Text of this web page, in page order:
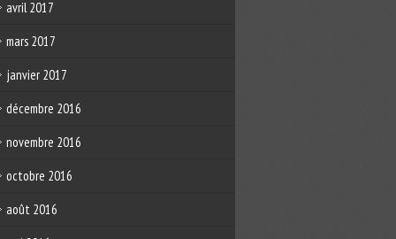
avril 2017
mars 2017
janvier 2017
décembre 2016
novembre 2016
octobre 2016
août 2016